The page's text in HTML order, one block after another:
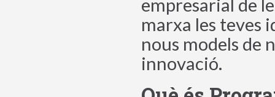
empresarial de
marxa les teves
nous models de
innovació.